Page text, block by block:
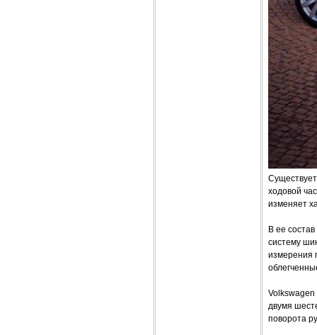
ходовой
изменяет
В ее
систему
измерения
Volkswagen
двумя
поворота